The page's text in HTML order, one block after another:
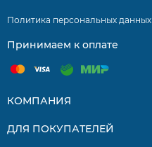
Политика персональных данных
Принимаем к оплате
КОМПАНИЯ
ДЛЯ ПОКУПАТЕЛЕЙ